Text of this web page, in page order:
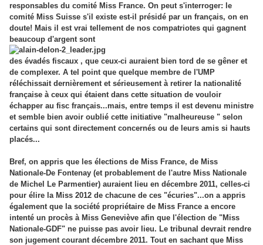
responsables du comité Miss France. On peut s'interroger: le
comité Miss Suisse s'il existe est-il présidé par un français, on en
doute! Mais il est vrai tellement de nos compatriotes qui gagnent
beaucoup d'argent sont
des évadés fiscaux , que ceux-ci auraient bien tord de se gêner et
de complexer. A tel point que quelque membre de l'UMP
réléchissait dernièrement et sérieusement à retirer la nationalité
française à ceux qui étaient dans cette situation de vouloir
échapper au fisc français...mais, entre temps il est devenu ministre
et semble bien avoir oublié cette initiative "malheureuse " selon
certains qui sont directement concernés ou de leurs amis si hauts
placés...
Bref, on appris que les élections de Miss France, de Miss
Nationale-De Fontenay (et probablement de l'autre Miss Nationale
de Michel Le Parmentier) auraient lieu en décembre 2011, celles-ci
pour élire la Miss 2012 de chacune de ces "écuries"...on a appris
également que la société propriétaire de Miss France a encore
intenté un procès à Miss Geneviève afin que l'élection de "Miss
Nationale-GDF" ne puisse pas avoir lieu. Le tribunal devrait rendre
son jugement courant décembre 2011. Tout en sachant que Miss